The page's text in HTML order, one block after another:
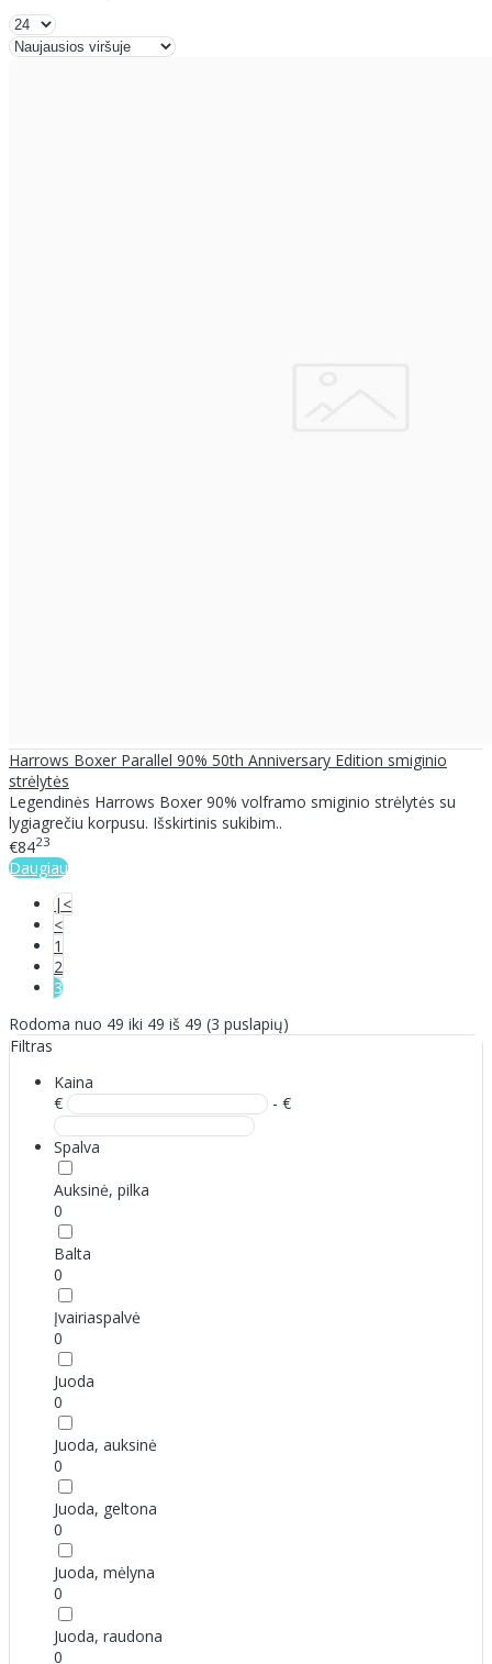
Harrows Boxer Parallel 90% 50th Anniversary Edition smiginio
strėlytės
Legendinės Harrows Boxer 90% volframo smiginio strėlytės su
lygiagrečiu korpusu. Išskirtinis sukibim..
€8423
Daugiau
|<
<
1
2
3
Rodoma nuo 49 iki 49 iš 49 (3 puslapių)
Filtras
Kaina
€
- €
Spalva
Auksinė, pilka
0
Balta
0
Įvairiaspalvė
0
Juoda
0
Juoda, auksinė
0
Juoda, geltona
0
Juoda, mėlyna
0
Juoda, raudona
0